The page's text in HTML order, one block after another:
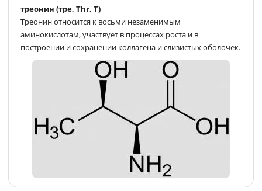
треонин (тре, Thr, T)
Треонин относится к восьми незаменимым
аминокислотам, участвует в процессах роста и в
построении и сохранении коллагена и слизистых оболочек.